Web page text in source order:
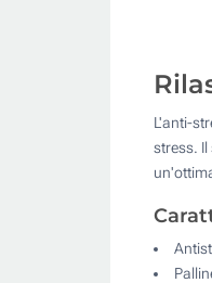
L'anti-
stress.